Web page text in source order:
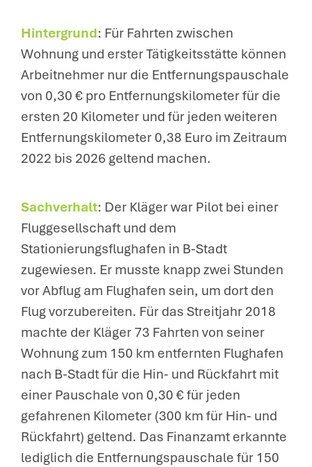
Hintergrund: Für Fahrten zwischen
Wohnung und erster Tätigkeitsstätte können
Arbeitnehmer nur die Entfernungspauschale
von 0,30 € pro Entfernungskilometer für die
ersten 20 Kilometer und für jeden weiteren
Entfernungskilometer 0,38 Euro im Zeitraum
2022 bis 2026 geltend machen.
Sachverhalt: Der Kläger war Pilot bei einer
Fluggesellschaft und dem
Stationierungsflughafen in B-Stadt
zugewiesen. Er musste knapp zwei Stunden
vor Abflug am Flughafen sein, um dort den
Flug vorzubereiten. Für das Streitjahr 2018
machte der Kläger 73 Fahrten von seiner
Wohnung zum 150 km entfernten Flughafen
nach B-Stadt für die Hin- und Rückfahrt mit
einer Pauschale von 0,30 € für jeden
gefahrenen Kilometer (300 km für Hin- und
Rückfahrt) geltend. Das Finanzamt erkannte
lediglich die Entfernungspauschale für 150